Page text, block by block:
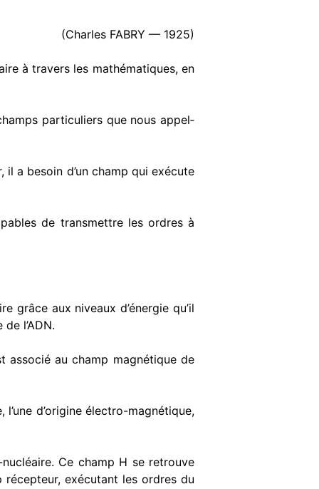
(Charles FABRY — 1925)
à travers les mathématiques, en
particuliers que nous appel­
a besoin d’un champ qui exécute
de transmettre les ordres à
grâce aux niveaux d’énergie qu’il
l’ADN.
associé au champ magnétique de
d’origine électro-magnétique,
Ce champ H se retrouve
exécutant les ordres du